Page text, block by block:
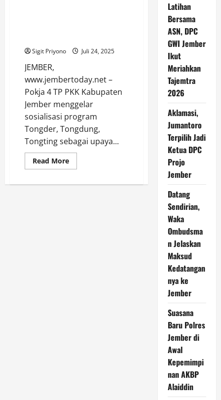
Sigit Priyono Juli 24, 2025
JEMBER,
www.jembertoday.net –
Pokja 4 TP PKK Kabupaten
Jember menggelar
sosialisasi program
Tongder, Tongdung,
Tongting sebagai upaya...
Read MoreRead
more
Tongder,
Latihan
Bersama
ASN, DPC
GWI Jember
Ikut
Meriahkan
Tajemtra
2026
Aklamasi,
Jumantoro
Terpilih Jadi
Ketua DPC
Projo
Jember
Datang
Sendirian,
Waka
Ombudsma
n Jelaskan
Maksud
Kedatangan
nya ke
Jember
Suasana
Baru Polres
Jember di
Awal
Kepemimpi
nan AKBP
Alaiddin